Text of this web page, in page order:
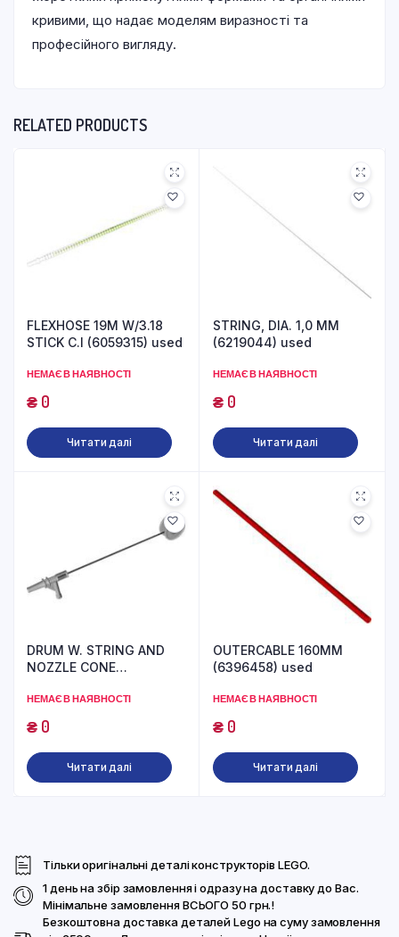
кривими, що надає моделям виразності та
професійного вигляду.
RELATED PRODUCTS
FLEXHOSE 19M W/3.18
STICK C.I (6059315) used
НЕМАЄ В НАЯВНОСТІ
₴0
Читати далі
STRING, DIA. 1,0 MM
(6219044) used
НЕМАЄ В НАЯВНОСТІ
₴0
Читати далі
DRUM W. STRING AND
NOZZLE CONE
НЕМАЄ В НАЯВНОСТІ
₴0
Читати далі
OUTERCABLE 160MM
(6396458) used
НЕМАЄ В НАЯВНОСТІ
₴0
Читати далі
Тільки оригінальні деталі конструкторів LEGO.
1 день на збір замовлення і одразу на доставку до Вас.
Мінімальне замовлення ВСЬОГО 50 грн.!
Безкоштовна доставка деталей Lego на суму замовлення